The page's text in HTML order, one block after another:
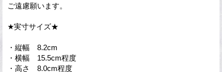
ご遠慮願います。
★実寸サイズ★
・縦幅 8.2cm
・横幅 15.5cm程度
・高さ 8.0cm程度